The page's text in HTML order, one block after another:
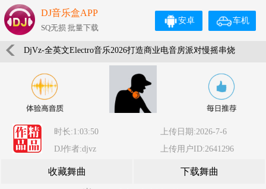
DJ音乐盒APP
SQ无损 批量下载
车机
安卓
DjVz-全英文Electro音乐2026打造商业电音房派对慢摇串烧
时长:1:03:50
上传日期:2026-7-6
DJ作者:djvz
上传用户ID:2641296
收藏舞曲 下载舞曲